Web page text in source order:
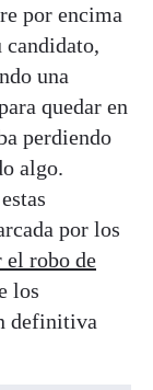
por encima
candidato,
una
quedar en
perdiendo
algo.
por los
el robo de
los
definitiva